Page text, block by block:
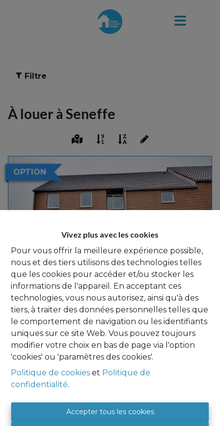
Vivez plus avec les cookies
Pour vous offrir la meilleure expérience possible,
nous et des tiers utilisons des technologies telles
que les cookies pour accéder et/ou stocker les
informations de l'appareil. En acceptant ces
technologies, vous nous autorisez, ainsi qu'à des
tiers, à traiter des données personnelles telles que
le comportement de navigation ou les identifiants
uniques sur ce site Web. Vous pouvez toujours
modifier votre choix en bas de page via l'option
'cookies' ou 'paramètres des cookies'.
Politique de cookies et Politique de
confidentialité.
Accepter tous les cookies
Filtre
À louer à Seneffe
OPTION
232 m²
SENEFFE
Maison 4ch
€ 1.650